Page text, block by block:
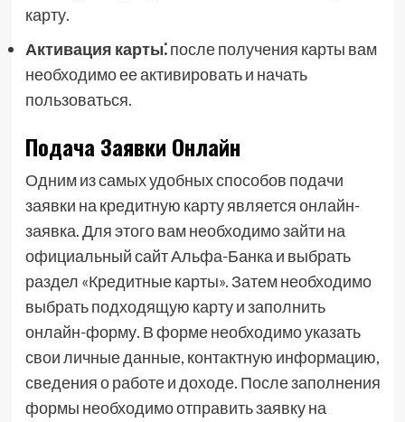
карту.
Активация карты⁚после получения карты вам
необходимо ее активировать и начать
пользоваться.
Подача Заявки Онлайн
Одним из самых удобных способов подачи
заявки на кредитную карту является онлайн-
заявка. Для этого вам необходимо зайти на
официальный сайт Альфа-Банка и выбрать
раздел «Кредитные карты». Затем необходимо
выбрать подходящую карту и заполнить
онлайн-форму. В форме необходимо указать
свои личные данные, контактную информацию,
сведения о работе и доходе. После заполнения
формы необходимо отправить заявку на